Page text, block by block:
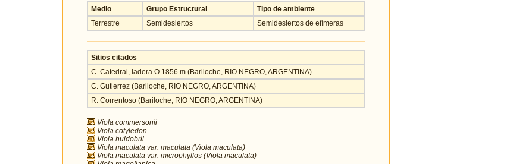
Medio Grupo Estructural
Tipo de ambiente
Terrestre
Semidesiertos Semidesiertos de efímeras
Sitios citados
C. Catedral, ladera O 1856 m (Bariloche, RIO NEGRO, ARGENTINA)
C. Gutierrez (Bariloche, RIO NEGRO, ARGENTINA)
R. Correntoso (Bariloche, RIO NEGRO, ARGENTINA)
Viola commersonii
Viola cotyledon
Viola huidobrii
Viola maculata var. maculata (Viola maculata)
Viola maculata var. microphyllos (Viola maculata)